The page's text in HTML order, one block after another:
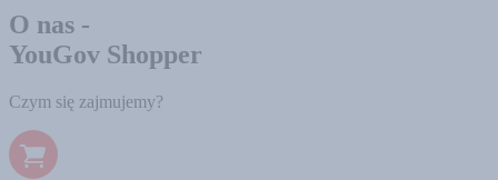
O nas -
YouGov Shopper
Czym się zajmujemy?